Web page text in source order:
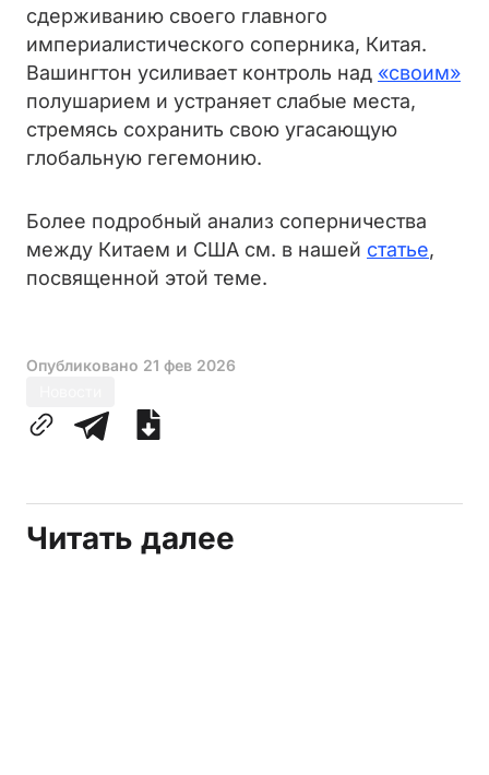
сдерживанию своего главного
империалистического соперника, Китая.
Вашингтон усиливает контроль над «своим»
полушарием и устраняет слабые места,
стремясь сохранить свою угасающую
глобальную гегемонию.
Более подробный анализ соперничества
между Китаем и США см. в нашей статье,
посвященной этой теме.
Опубликовано 21 фев 2026
Читать далее